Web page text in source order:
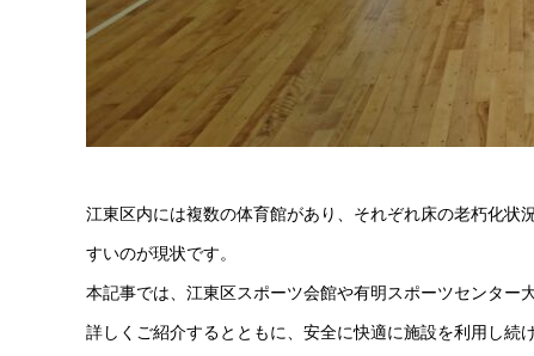
江東区内には複数の体育館があり、それぞれ床の老朽化
すいのが現状です。
本記事では、江東区スポーツ会館や有明スポーツセンター
詳しくご紹介するとともに、安全に快適に施設を利用し続